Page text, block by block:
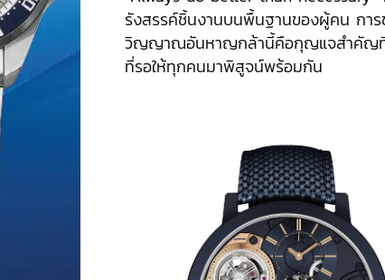
รังสรรค์ชิ้นงานบนพื้นฐานของผู้คน กา
วิญญาณอันหาญกล้านี้คือกุญแจสำคัญที่น
ที่รอให้ทุกคนมาพิสูจน์พร้อมกัน